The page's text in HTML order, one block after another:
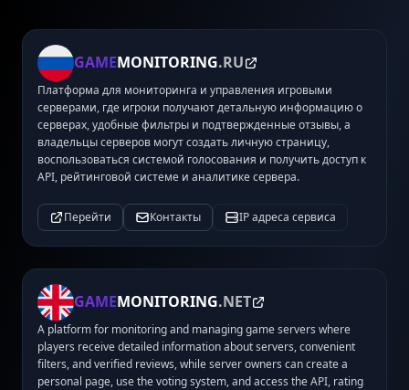
GAMEMONITORING.RU
Платформа для мониторинга и управления игровыми
серверами, где игроки получают детальную информацию о
серверах, удобные фильтры и подтвержденные отзывы, а
владельцы серверов могут создать личную страницу,
воспользоваться системой голосования и получить доступ к
API, рейтинговой системе и аналитике сервера.
Перейти Контакты IP адреса сервиса
GAMEMONITORING.NET
A platform for monitoring and managing game servers where
players receive detailed information about servers, convenient
filters, and verified reviews, while server owners can create a
personal page, use the voting system, and access the API, rating